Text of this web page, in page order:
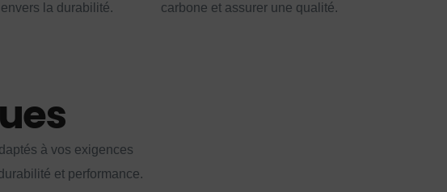
la durabilité.
carbone et assurer une qualité.
à vos exigences
et performance.